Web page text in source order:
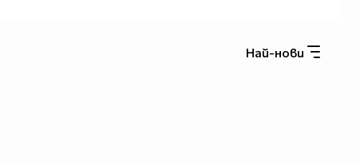
Най-нови